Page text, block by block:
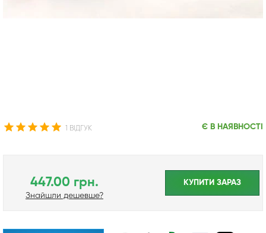
1 ВІДГУК Є В НАЯВНОСТІ
447.00 грн.
Знайшли дешевше?
КУПИТИ ЗАРАЗ